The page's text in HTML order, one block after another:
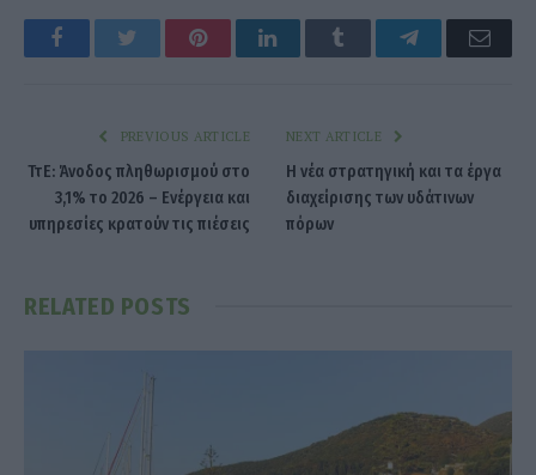
Facebook Twitter PinterestLinkedIn Tumblr Telegram
PREVIOUS ARTICLE
ΤτΕ: Άνοδος πληθωρισμού στο
3,1% το 2026 – Ενέργεια και
υπηρεσίες κρατούν τις πιέσεις
NEXT ARTICLE
Η νέα στρατηγική και τα έργα
διαχείρισης των υδάτινων
πόρων
RELATED POSTS